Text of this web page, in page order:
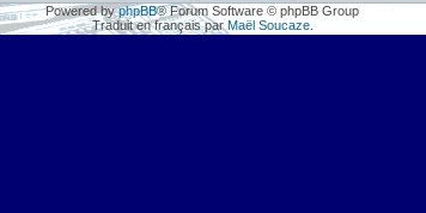
Powered byphpBB® Forum Software © phpBB Group
Traduit en français par Maël Soucaze.